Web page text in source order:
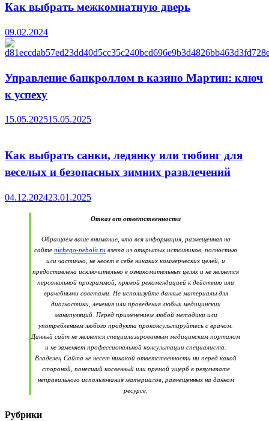
Как выбрать межкомнатную дверь
09.02.2024
Управление банкроллом в казино Мартин: ключ
к успеху
15.05.202515.05.2025
Как выбрать санки, ледянку или тюбинг для
веселых и безопасных зимних развлечений
04.12.202423.01.2025
Отказ от ответственности
Обращаем ваше внимание, что вся информация, размещённая на
сайте nichego-nebolit.ru взята из открытых источников, полностью
или частично, не несет в себе никаких коммерческих целей, и
предоставлена исключительно в ознакомительных целях и не является
персональной программой, прямой рекомендацией к действию или
врачебными советами. Не используйте данные материалы для
диагностики, лечения или проведения любых медицинских
манипуляций. Перед применением любой методики или
употреблением любого продукта проконсультируйтесь с врачом.
Данный сайт не является специализированным медицинским порталом
и не заменяет профессиональной консультации специалиста.
Владелец Сайта не несет никакой ответственности ни перед какой
стороной, понесший косвенный или прямой ущерб в результате
неправильного использования материалов, размещенных на данном
ресурсе.
Рубрики